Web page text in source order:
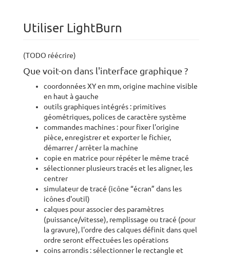
Utiliser LightBurn
(TODO réécrire)
Que voit-on dans l'interface graphique ?
coordonnées XY en mm, origine machine visible
en haut à gauche
outils graphiques intégrés : primitives
géométriques, polices de caractère système
commandes machines : pour fixer l'origine
pièce, enregistrer et exporter le fichier,
démarrer / arrêter la machine
copie en matrice pour répéter le même tracé
sélectionner plusieurs tracés et les aligner, les
centrer
simulateur de tracé (icône “écran” dans les
icônes d'outil)
calques pour associer des paramètres
(puissance/vitesse), remplissage ou tracé (pour
la gravure), l'ordre des calques définit dans quel
ordre seront effectuées les opérations
coins arrondis : sélectionner le rectangle et